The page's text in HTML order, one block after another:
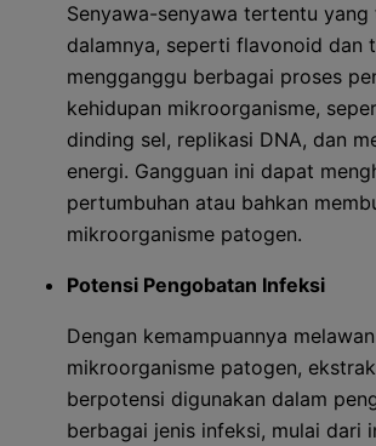
Senyawa-senyawa tertentu
dalamnya, seperti flavonoid dan
mengganggu berbagai proses
kehidupan mikroorganisme,
dinding sel, replikasi DNA, dan
energi. Gangguan ini dapat
pertumbuhan atau bahkan
mikroorganisme patogen.
Potensi Pengobatan Infeksi
Dengan kemampuannya melawan
mikroorganisme patogen,
berpotensi digunakan dalam
berbagai jenis infeksi, mulai dari